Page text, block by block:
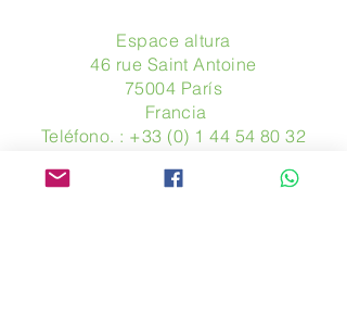
Espace altura
46 rue Saint Antoine
75004 París
​ Francia
Teléfono. : +33 (0) 1 44 54 80 32
www.avpa.fr